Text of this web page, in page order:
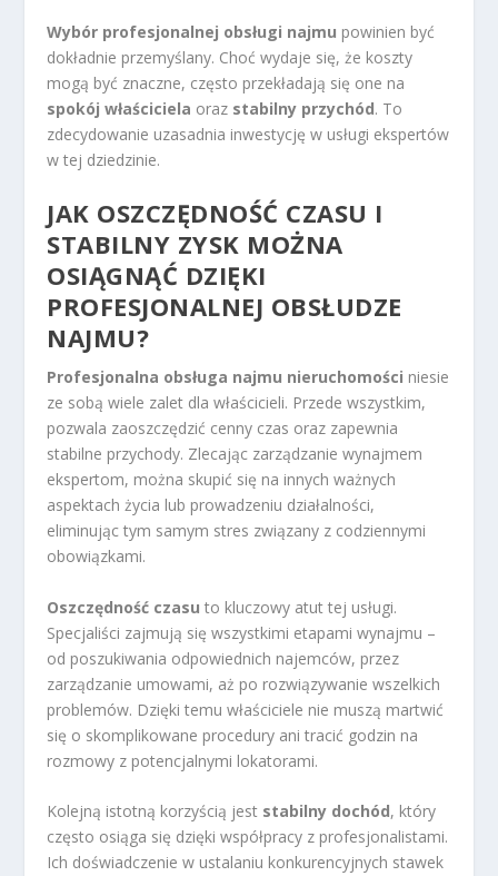
Wybór profesjonalnej obsługi najmu powinien być
dokładnie przemyślany. Choć wydaje się, że koszty
mogą być znaczne, często przekładają się one na
spokój właściciela oraz stabilny przychód. To
zdecydowanie uzasadnia inwestycję w usługi ekspertów
w tej dziedzinie.
JAK OSZCZĘDNOŚĆ CZASU I
STABILNY ZYSK MOŻNA
OSIĄGNĄĆ DZIĘKI
PROFESJONALNEJ OBSŁUDZE
NAJMU?
Profesjonalna obsługa najmu nieruchomości niesie
ze sobą wiele zalet dla właścicieli. Przede wszystkim,
pozwala zaoszczędzić cenny czas oraz zapewnia
stabilne przychody. Zlecając zarządzanie wynajmem
ekspertom, można skupić się na innych ważnych
aspektach życia lub prowadzeniu działalności,
eliminując tym samym stres związany z codziennymi
obowiązkami.
Oszczędność czasu to kluczowy atut tej usługi.
Specjaliści zajmują się wszystkimi etapami wynajmu –
od poszukiwania odpowiednich najemców, przez
zarządzanie umowami, aż po rozwiązywanie wszelkich
problemów. Dzięki temu właściciele nie muszą martwić
się o skomplikowane procedury ani tracić godzin na
rozmowy z potencjalnymi lokatorami.
Kolejną istotną korzyścią jest stabilny dochód, który
często osiąga się dzięki współpracy z profesjonalistami.
Ich doświadczenie w ustalaniu konkurencyjnych stawek